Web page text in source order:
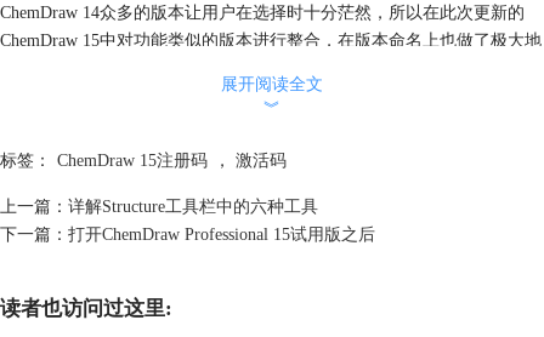
ChemDraw 14众多的版本让用户在选择时十分茫然，所以在此次更新的
ChemDraw 15中对功能类似的版本进行整合，在版本命名上也做了极大地
Professional和ChemOffice Professional，删掉功能有限的ChemDraw Std，
别融合到ChemDraw Professional和ChemOffice Professional中。
Prime 15可以预测化合物属性、光谱数据、IUPAC命名以及计算反应计
量，比如读取JCamp和星系光谱，拥有分裂工具来节省研究时间的同时提
13C和1H NMR预测，计量分析包括PKA，LogP，轻松实现化学结构和名
展开阅读全文
︾
标签： ChemDraw 15注册码 ， 激活码
上一篇： 详解Structure工具栏中的六种工具
下一篇： 打开ChemDraw Professional 15试用版之后
读者也访问过这里: